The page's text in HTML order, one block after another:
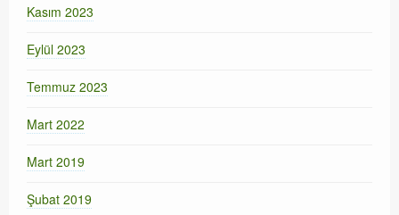
Kasım 2023
Eylül 2023
Temmuz 2023
Mart 2022
Mart 2019
Şubat 2019